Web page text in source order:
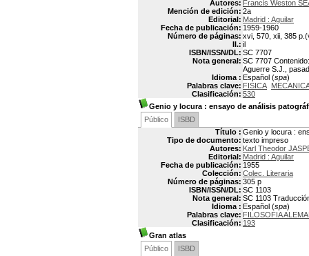
Autores: Francis Weston
Mención de edición: 2a
Editorial: Madrid : Aguilar
Fecha de publicación: 1959-1960
Número de páginas: xvi, 570, xii, 385
Il.: il
ISBN/ISSN/DL: SC 7707
Nota general: SC 7707
Aguerre S.J.,
Idioma : Español (spa)
Palabras clave: FISICA
Clasificación: 530
Genio y locura : ensayo de análisis
Público
ISBD
Título : Genio y locura :
Tipo de documento: texto impreso
Autores: Karl Theodor
Editorial: Madrid : Aguilar
Fecha de publicación: 1955
Colección: Colec. Literaria
Número de páginas: 305 p
ISBN/ISSN/DL: SC 1103
Nota general: SC 1103
Idioma : Español (spa)
Palabras clave: FILOSOFIA
Clasificación: 193
Gran atlas
Público
ISBD